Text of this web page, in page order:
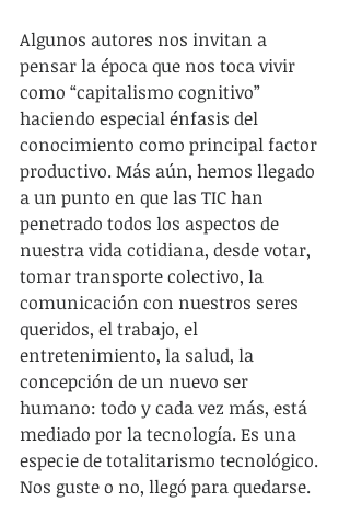
Algunos autores nos invitan a
pensar la época que nos toca vivir
como “capitalismo cognitivo”
haciendo especial énfasis del
conocimiento como principal factor
productivo. Más aún, hemos llegado
a un punto en que las TIC han
penetrado todos los aspectos de
nuestra vida cotidiana, desde votar,
tomar transporte colectivo, la
comunicación con nuestros seres
queridos, el trabajo, el
entretenimiento, la salud, la
concepción de un nuevo ser
humano: todo y cada vez más, está
mediado por la tecnología. Es una
especie de totalitarismo tecnológico.
Nos guste o no, llegó para quedarse.